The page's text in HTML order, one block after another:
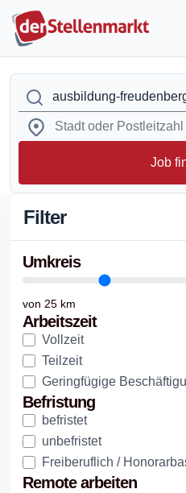
Job
Filter
Umkreis
von 25 km
Arbeitszeit
Vollzeit
Teilzeit
Geringfügige
Befristung
befristet
unbefristet
Freiberuflich /
Remote arbeiten